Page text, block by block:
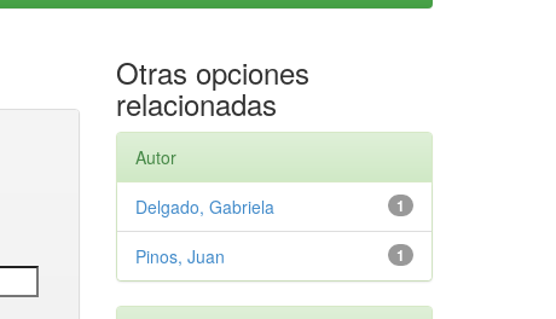
Otras opciones
relacionadas
Autor
1
Delgado, Gabriela
1
Pinos, Juan